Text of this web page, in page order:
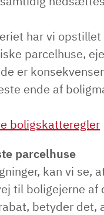
har vi
parcelhuse,
er
ende af
boligskatteregler
parcelhuse
kan vi se,
til boligejerne af
betyder det,